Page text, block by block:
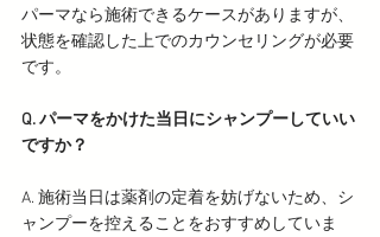
パーマなら施術できるケースがありますが、
状態を確認した上でのカウンセリングが必要
です。
Q. パーマをかけた当日にシャンプーしていい
ですか？
A. 施術当日は薬剤の定着を妨げないため、シ
ャンプーを控えることをおすすめしていま